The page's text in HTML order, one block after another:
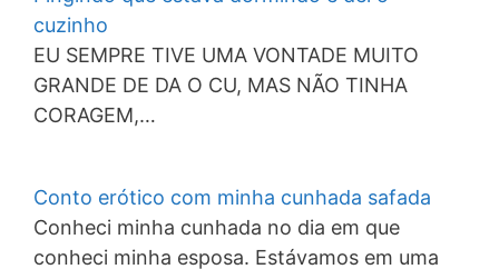
cuzinho
EU SEMPRE TIVE UMA VONTADE MUITO
GRANDE DE DA O CU, MAS NÃO TINHA
CORAGEM,…
Conto erótico com minha cunhada safada
Conheci minha cunhada no dia em que
conheci minha esposa. Estávamos em uma